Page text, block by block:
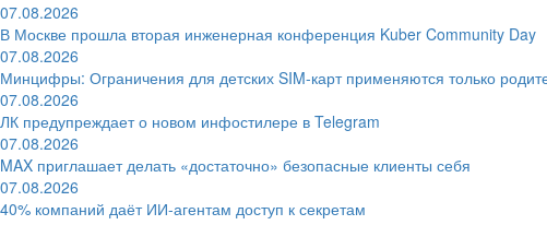
07.08.2026
В Москве прошла вторая инженерная конференция Kuber Community Day
07.08.2026
Минцифры: Ограничения для детских SIM-карт применяются только
07.08.2026
ЛК предупреждает о новом инфостилере в Telegram
07.08.2026
MAX приглашает делать «достаточно» безопасные клиенты себя
07.08.2026
40% компаний даёт ИИ‑агентам доступ к секретам